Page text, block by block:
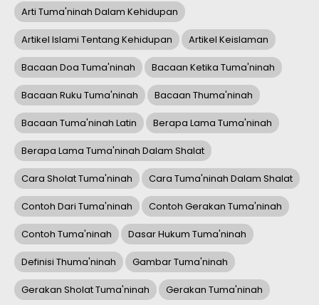
Arti Tuma'ninah Dalam Kehidupan
Artikel Islami Tentang Kehidupan Artikel Keislaman
Bacaan Doa Tuma'ninah Bacaan Ketika Tuma'ninah
Bacaan Ruku Tuma'ninah Bacaan Thuma'ninah
Bacaan Tuma'ninah Latin Berapa Lama Tuma'ninah
Berapa Lama Tuma'ninah Dalam Shalat
Cara Sholat Tuma'ninah Cara Tuma'ninah Dalam Shalat
Contoh Dari Tuma'ninah Contoh Gerakan Tuma'ninah
Contoh Tuma'ninah Dasar Hukum Tuma'ninah
Definisi Thuma'ninah Gambar Tuma'ninah
Gerakan Sholat Tuma'ninah Gerakan Tuma'ninah